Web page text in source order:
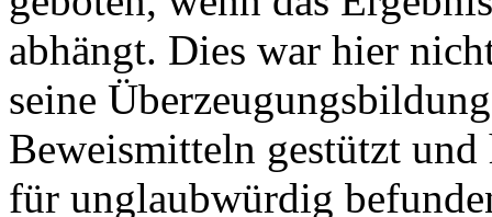
abhängt. Dies war hier
seine
Beweismitteln gestützt und
für unglaubwürdig